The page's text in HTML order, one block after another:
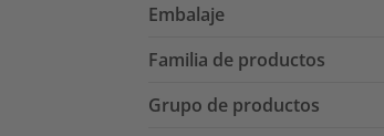
Embalaje
Familia de productos
Grupo de productos